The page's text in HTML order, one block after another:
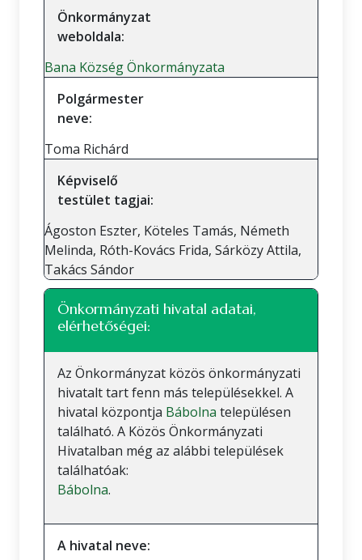
Önkormányzat
weboldala:
Bana Község Önkormányzata
Polgármester
neve:
Toma Richárd
Képviselő
testület tagjai:
Ágoston Eszter, Köteles Tamás, Németh
Melinda, Róth-Kovács Frida, Sárközy Attila,
Takács Sándor
Önkormányzati hivatal adatai,
elérhetőségei:
Az Önkormányzat közös önkormányzati
hivatalt tart fenn más településekkel. A
hivatal központja Bábolna településen
található. A Közös Önkormányzati
Hivatalban még az alábbi települések
találhatóak:
Bábolna.
A hivatal neve: